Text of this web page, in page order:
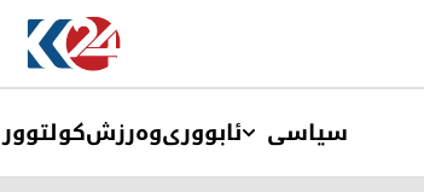
سیاسی ئابووریوەرزشکولتوور